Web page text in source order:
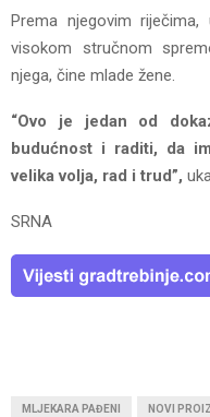
Prema njegovim
visokom stručnom
njega, čine mlade žene.
“Ovo je jedan od
budućnost i raditi, da
velika volja, rad i trud”,
SRNA
MLJEKARA PAĐENI NOVI